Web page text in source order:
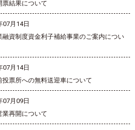
結果について
07月14日
資制度資金利子補給事業のご案内につい
07月14日
票所への無料送迎車について
07月09日
業再開について